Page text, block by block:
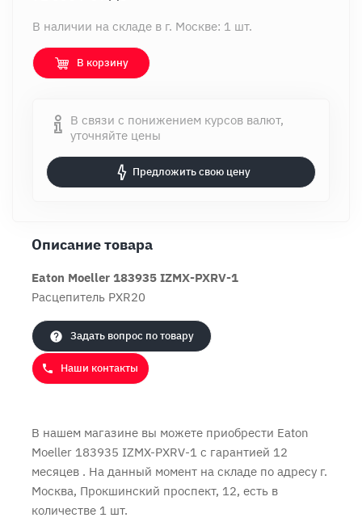
В наличии на складе в г. Москве: 1 шт.
В корзину
В связи с понижением курсов валют,
уточняйте цены
Предложить свою цену
Описание товара
Eaton Moeller 183935 IZMX-PXRV-1
Расцепитель PXR20
Задать вопрос по товару
Наши контакты
В нашем магазине вы можете приобрести Eaton
Moeller 183935 IZMX-PXRV-1 с гарантией 12
месяцев . На данный момент на складе по адресу г.
Москва, Прокшинский проспект, 12, есть в
количестве 1 шт.